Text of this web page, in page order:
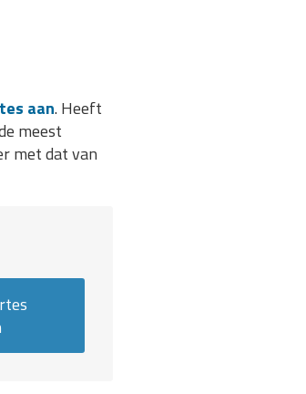
aan. Heeft
meest
met dat van